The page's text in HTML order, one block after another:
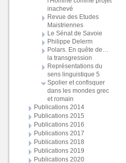
inachevé
Revue des Etudes
Maistriennes
Le Sénat de Savoie
Philippe Delerm
Polars. En quête de…
la transgression
Représentations du
sens linguistique 5
Spolier et confisquer
dans les mondes grec
et romain
Publications 2014
Publications 2015
Publications 2016
Publications 2017
Publications 2018
Publications 2019
Publications 2020